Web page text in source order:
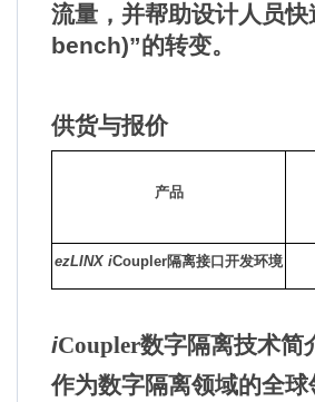
流量 ， 并帮助设计人员快
bench)”的转变。
供货与报价
产品
ezLINX iCoupler隔离接口开发环境
iCoupler数字隔离技术简
作为数字隔离领域的全球